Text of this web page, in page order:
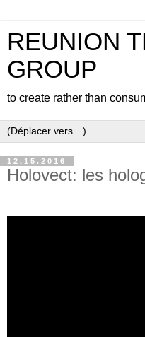
REUNION
GROUP
to create rather than
12.15.2016
Holovect: les